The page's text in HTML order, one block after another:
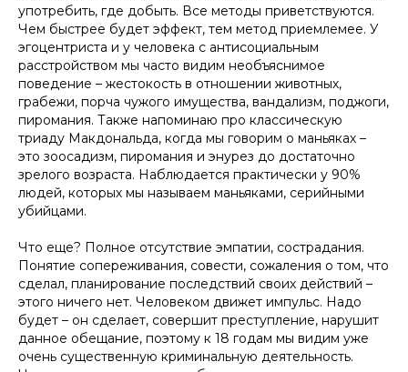
употребить, где добыть. Все методы приветствуются.
Чем быстрее будет эффект, тем метод приемлемее. У
эгоцентриста и у человека с антисоциальным
расстройством мы часто видим необъяснимое
поведение – жестокость в отношении животных,
грабежи, порча чужого имущества, вандализм, поджоги,
пиромания. Также напоминаю про классическую
триаду Макдональда, когда мы говорим о маньяках –
это зоосадизм, пиромания и энурез до достаточно
зрелого возраста. Наблюдается практически у 90%
людей, которых мы называем маньяками, серийными
убийцами.
Что еще? Полное отсутствие эмпатии, сострадания.
Понятие сопереживания, совести, сожаления о том, что
сделал, планирование последствий своих действий –
этого ничего нет. Человеком движет импульс. Надо
будет – он сделает, совершит преступление, нарушит
данное обещание, поэтому к 18 годам мы видим уже
очень существенную криминальную деятельность.